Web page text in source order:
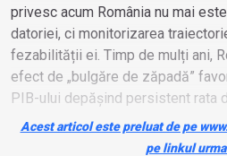
privesc acum România nu mai
datoriei, ci monitorizarea
fezabilității ei. Timp de mulți ani,
efect de „bulgăre de zăpadă”
PIB-ului depășind persistent rata
datoriei publice. Acest lucru a
deficite moderate fără a crește
Acest articol este preluat de pe
pe linkul